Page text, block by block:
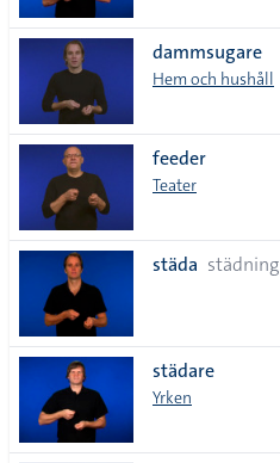
dammsugare
Hem och hushåll
feeder
Teater
städa städning
städare
Yrken